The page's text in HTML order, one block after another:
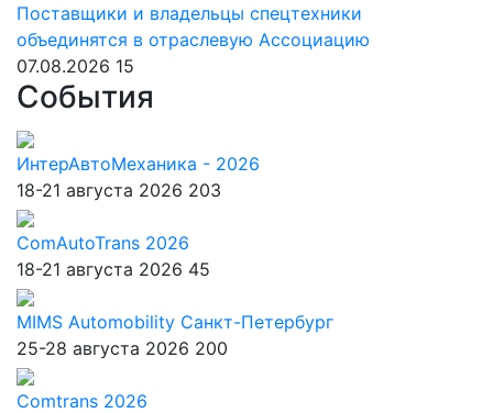
Поставщики и владельцы спецтехники
объединятся в отраслевую Ассоциацию
07.08.2026 15
События
ИнтерАвтоМеханика - 2026
18-21 августа 2026 203
ComAutoTrans 2026
18-21 августа 2026 45
MIMS Automobility Санкт-Петербург
25-28 августа 2026 200
Comtrans 2026